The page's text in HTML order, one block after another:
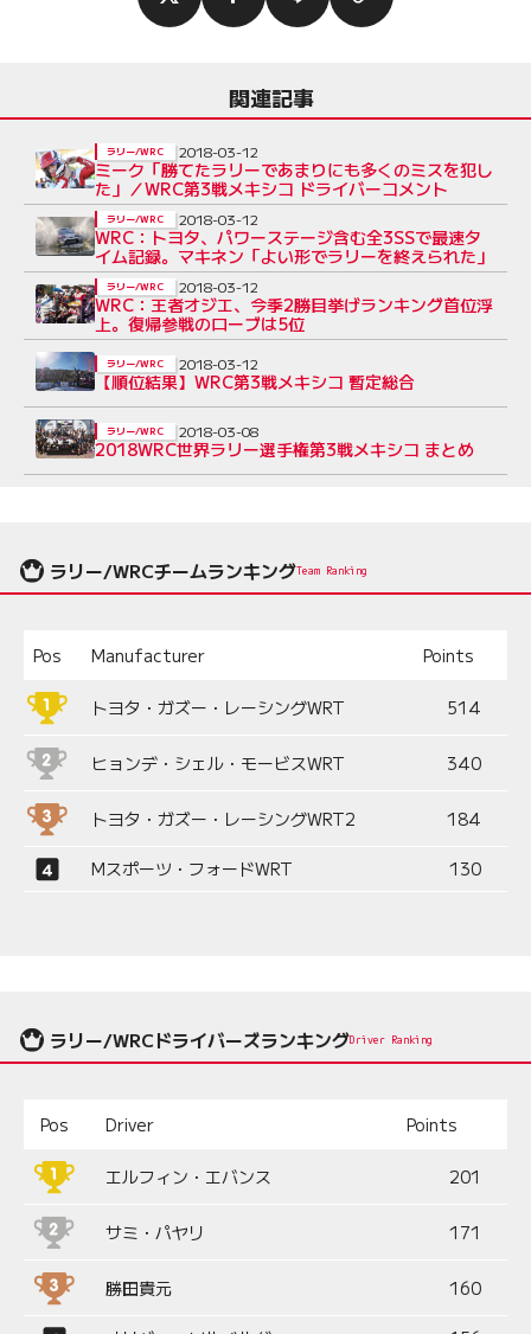
関連記事
ミーク「勝てたラリーであまりにも多くのミスを犯し
た」／WRC第3戦メキシコ ドライバーコメント
ラリー/WRC 2018-03-12
WRC：トヨタ、パワーステージ含む全3SSで最速タ
イム記録。マキネン「よい形でラリーを終えられた」
ラリー/WRC 2018-03-12
WRC：王者オジエ、今季2勝目挙げランキング首位浮
上。復帰参戦のローブは5位
ラリー/WRC 2018-03-12
【順位結果】WRC第3戦メキシコ 暫定総合
ラリー/WRC 2018-03-12
2018WRC世界ラリー選手権第3戦メキシコ まとめ
ラリー/WRC 2018-03-08
ラリー/WRCチームランキングTeam Ranking
Pos Manufacturer Points
トヨタ・ガズー・レーシングWRT 514
ヒョンデ・シェル・モービスWRT 340
トヨタ・ガズー・レーシングWRT2 184
Mスポーツ・フォードWRT 130
ラリー/WRCドライバーズランキングDriver Ranking
Pos Driver Points
エルフィン・エバンス 201
サミ・パヤリ 171
勝田貴元 160